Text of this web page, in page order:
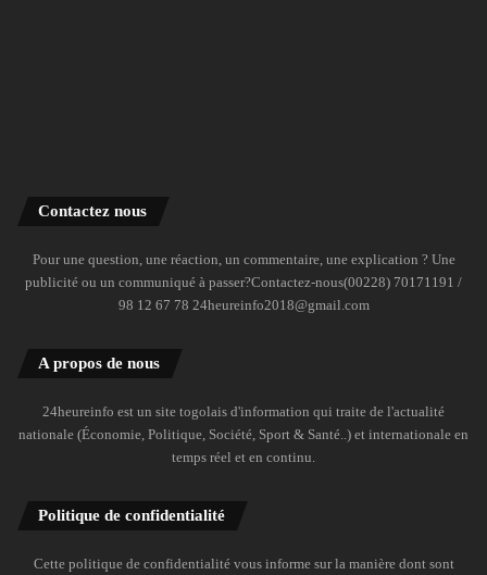
Contactez nous
Pour une question, une réaction, un commentaire, une explication ? Une
publicité ou un communiqué à passer?Contactez-nous(00228) 70171191 /
98 12 67 78 24heureinfo2018@gmail.com
A propos de nous
24heureinfo est un site togolais d'information qui traite de l'actualité
nationale (Économie, Politique, Société, Sport & Santé..) et internationale en
temps réel et en continu.
Politique de confidentialité
Cette politique de confidentialité vous informe sur la manière dont sont